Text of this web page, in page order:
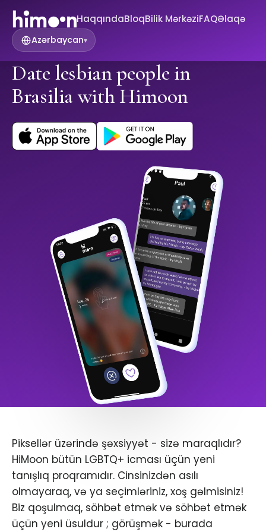
HaqqındaBloqBilik MərkəziFAQƏlaqə
Azərbaycan▾
Date lesbian people in
Brasilia with Himoon
Piksellər üzərində şəxsiyyət - sizə maraqlıdır?
HiMoon bütün LGBTQ+ icması üçün yeni
tanışlıq proqramıdır. Cinsinizdən asılı
olmayaraq, və ya seçimləriniz, xoş gəlmisiniz!
Biz qoşulmaq, söhbət etmək və söhbət etmək
üçün yeni üsuldur ; görüşmək - burada